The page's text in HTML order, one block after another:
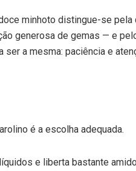
minhoto distingue-se pela
generosa de gemas — e
a mesma: paciência e
é a escolha adequada.
e liberta bastante